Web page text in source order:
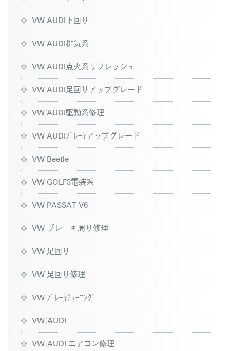
VW AUDI下回り
VW AUDI排気系
VW AUDI点火系リフレッシュ
VW AUDI足回りアップグレード
VW AUDI駆動系修理
VW AUDIﾌﾞﾚｰｷアップグレード
VW Beetle
VW GOLF3電装系
VW PASSAT V6
VW ブレーキ周り修理
VW 足回り
VW 足回り修理
VW ﾌﾞﾚｰｷﾁｭｰﾆﾝｸﾞ
VW,AUDI
VW,AUDI エアコン修理